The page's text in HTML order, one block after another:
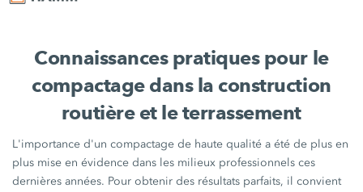
Connaissances pratiques pour le
compactage dans la construction
routière et le terrassement
L'importance d'un compactage de haute qualité a été de plus en
plus mise en évidence dans les milieux professionnels ces
dernières années. Pour obtenir des résultats parfaits, il convient